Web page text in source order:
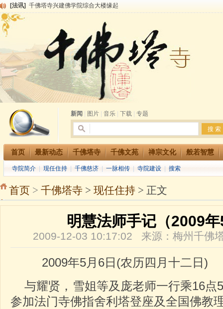
[法讯] 千佛塔寺兴建佛学院综合大楼缘起
[法讯]
千佛塔寺阅藏堂周末阅藏报名通知
清明节祭祖报恩地藏法会
[法讯]
本寺方丈上明下慧尼和尚开讲《六祖坛经》
[法讯] 2015-3-26师父于法堂对大众的开示
[法讯]
广东千佛塔寺云门佛学院女众部 2016年招生简章
[法讯]
恭请海涛法师莅临千佛塔寺弘法
[法讯]
2014年七月大法会 祈福息灾地藏七 冥阳两利普渡群蒙盂兰盆
[法讯] 千佛塔寺云门佛学院女众部2014年招生简章
新闻
图片 音乐 下载 专题
首页 最新动态 千佛塔寺 千佛文苑 禅宗文化 般若智慧
寺院简介 现任住持 千佛慈济 一脉相传 寺院建设 搜索
首页 > 千佛塔寺 > 现任住持 > 正文
明慧法师手记（2009
2009-12-03 10:17:02 来源：梅州千佛
2009年5月6日(农历四月十二日)
与耀贤，雪姐等及庞老师一行乘16点
参加法门寺佛指舍利塔登座及全国佛教